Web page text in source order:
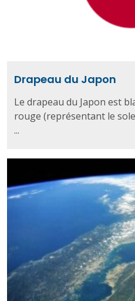
Drapeau du Japon
Le drapeau du Japon est
rouge (représentant le
...